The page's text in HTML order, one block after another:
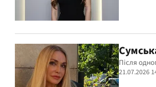
Після
21.07.2026